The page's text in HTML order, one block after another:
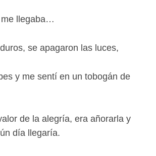
me llegaba…
se apagaron las luces,
y me sentí en un tobogán de
de la alegría, era añorarla y
día llegaría.